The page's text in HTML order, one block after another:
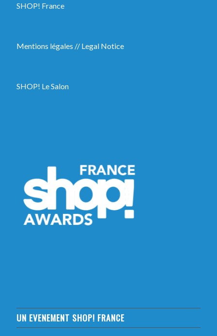
SHOP! France
Mentions légales // Legal Notice
SHOP! Le Salon
UN EVENEMENT SHOP! FRANCE